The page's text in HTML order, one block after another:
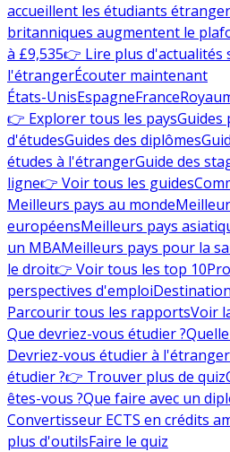
accueillent les étudiants
britanniques augmentent le
à £9,535👉 Lire plus d'actualités
l'étrangerÉcouter maintenant
États-UnisEspagneFrance
👉 Explorer tous les paysGuides
d'étudesGuides des diplômes
études à l'étrangerGuide des
ligne👉 Voir tous les guides
Meilleurs pays au monde
européensMeilleurs pays
un MBAMeilleurs pays pour la
le droit👉 Voir tous les top 10
perspectives d'emploi
Parcourir tous les rapportsVoir
Que devriez-vous étudier ?
Devriez-vous étudier à l'étranger
étudier ?👉 Trouver plus de quiz
êtes-vous ?Que faire avec un
Convertisseur ECTS en crédits
plus d'outilsFaire le quiz